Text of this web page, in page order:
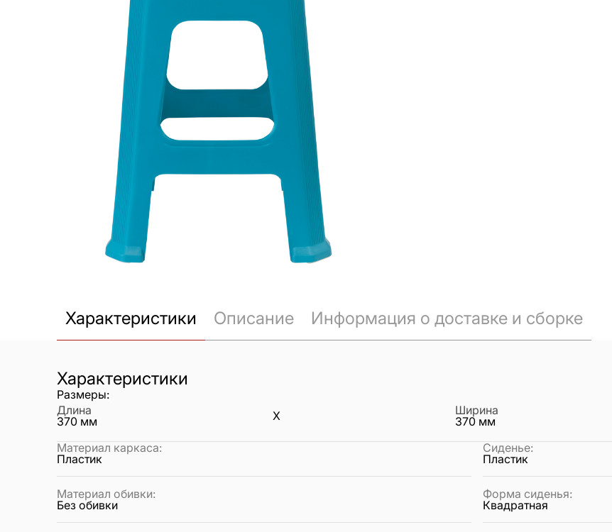
Характеристики Описание Информация о доставке и сборке
Характеристики
Размеры:
Длина
370 мм X
Ширина
370 мм
Материал каркаса:
Пластик
Сиденье:
Пластик
Материал обивки:
Без обивки
Форма сиденья:
Квадратная